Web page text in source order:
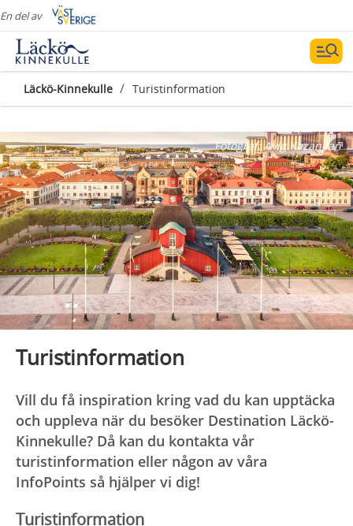
En del av
Läckö-Kinnekulle / Turistinformation
Fotograf:Avig Kazanjian
Turistinformation
Vill du få inspiration kring vad du kan upptäcka
och uppleva när du besöker Destination Läckö-
Kinnekulle? Då kan du kontakta vår
turistinformation eller någon av våra
InfoPoints så hjälper vi dig!
Turistinformation